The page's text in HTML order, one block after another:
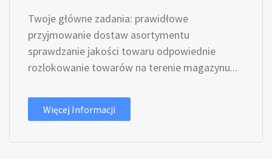
Twoje główne zadania: prawidłowe
przyjmowanie dostaw asortymentu
sprawdzanie jakości towaru odpowiednie
rozlokowanie towarów na terenie magazynu...
Więcej Informacji